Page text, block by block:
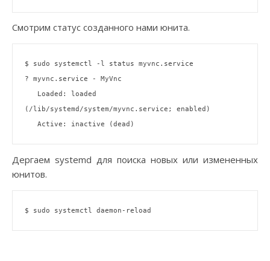
Смотрим статус созданного нами юнита.
$ sudo systemctl -l status myvnc.service
? myvnc.service - MyVnc
(/lib/systemd/system/myvnc.service; enabled)
Дергаем systemd для поиска новых или измененных
юнитов.